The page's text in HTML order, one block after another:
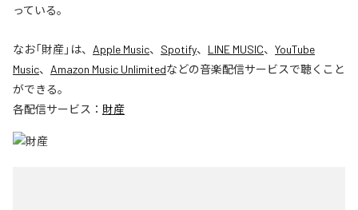
っている。
なお「財産」は、 Apple Music、 Spotify、 LINE MUSIC、 YouTube
Music、 Amazon Music Unlimitedなどの音楽配信サービスで聴くこと
ができる。
各配信サービス： 財産